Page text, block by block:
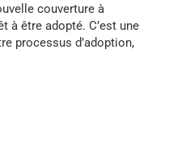
couverture à
à être adopté. C’est une
processus d’adoption,